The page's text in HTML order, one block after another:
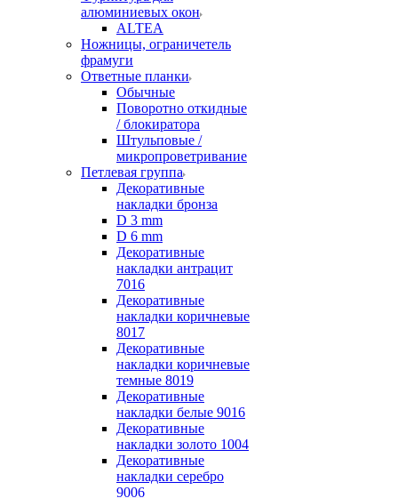
алюминиевых окон
ALTEA
Ножницы, ограничетель
фрамуги
Ответные планки
Обычные
Поворотно откидные
/ блокиратора
Штульповые /
микропроветривание
Петлевая группа
Декоративные
накладки бронза
D 3 mm
D 6 mm
Декоративные
накладки антрацит
7016
Декоративные
накладки коричневые
8017
Декоративные
накладки коричневые
темные 8019
Декоративные
накладки белые 9016
Декоративные
накладки золото 1004
Декоративные
накладки серебро
9006